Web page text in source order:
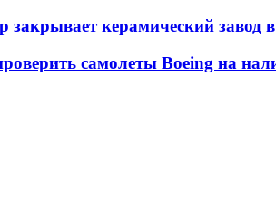
закрывает керамический завод
самолеты Boeing на